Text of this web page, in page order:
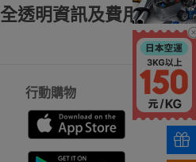
全透明資訊及費用
行動購物